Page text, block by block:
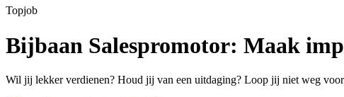
Topjob
Bijbaan Salespromotor: Maak
Wil jij lekker verdienen? Houd jij van een uitdaging? Loop jij niet weg